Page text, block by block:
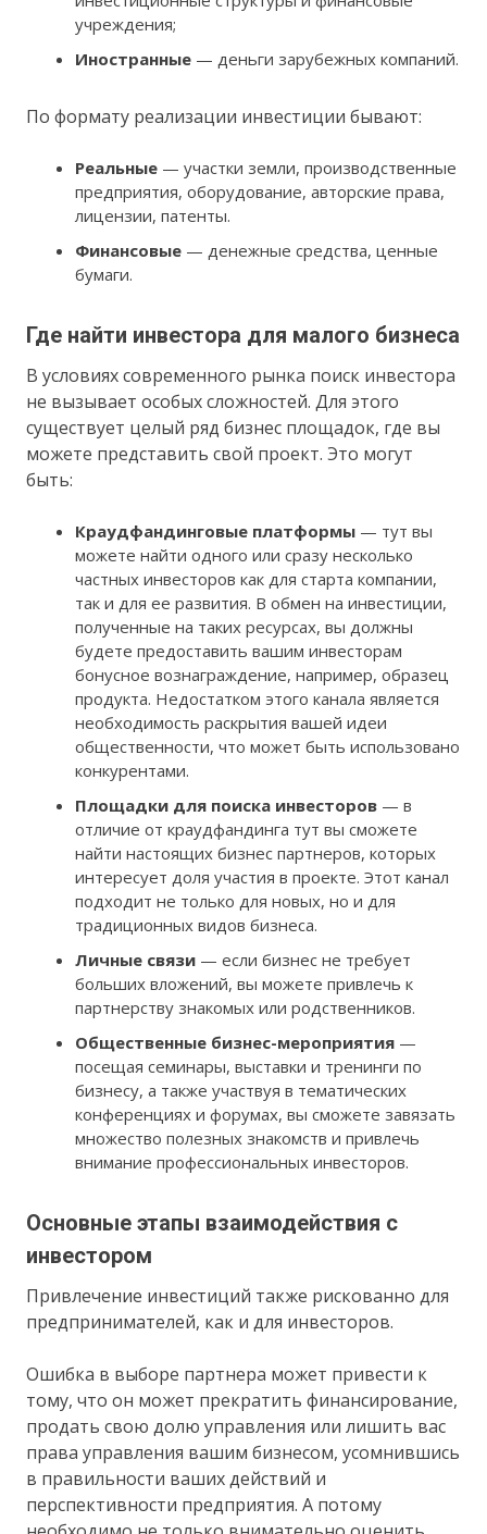
учреждения;
Иностранные — деньги зарубежных компаний.
По формату реализации инвестиции бывают:
Реальные — участки земли, производственные
предприятия, оборудование, авторские права,
лицензии, патенты.
Финансовые — денежные средства, ценные
бумаги.
Где найти инвестора для малого бизнеса
В условиях современного рынка поиск инвестора
не вызывает особых сложностей. Для этого
существует целый ряд бизнес площадок, где вы
можете представить свой проект. Это могут
быть:
Краудфандинговые платформы — тут вы
можете найти одного или сразу несколько
частных инвесторов как для старта компании,
так и для ее развития. В обмен на инвестиции,
полученные на таких ресурсах, вы должны
будете предоставить вашим инвесторам
бонусное вознаграждение, например, образец
продукта. Недостатком этого канала является
необходимость раскрытия вашей идеи
общественности, что может быть использовано
конкурентами.
Площадки для поиска инвесторов — в
отличие от краудфандинга тут вы сможете
найти настоящих бизнес партнеров, которых
интересует доля участия в проекте. Этот канал
подходит не только для новых, но и для
традиционных видов бизнеса.
Личные связи — если бизнес не требует
больших вложений, вы можете привлечь к
партнерству знакомых или родственников.
Общественные бизнес-мероприятия —
посещая семинары, выставки и тренинги по
бизнесу, а также участвуя в тематических
конференциях и форумах, вы сможете завязать
множество полезных знакомств и привлечь
внимание профессиональных инвесторов.
Основные этапы взаимодействия с
инвестором
Привлечение инвестиций также рискованно для
предпринимателей, как и для инвесторов.
Ошибка в выборе партнера может привести к
тому, что он может прекратить финансирование,
продать свою долю управления или лишить вас
права управления вашим бизнесом, усомнившись
в правильности ваших действий и
перспективности предприятия. А потому